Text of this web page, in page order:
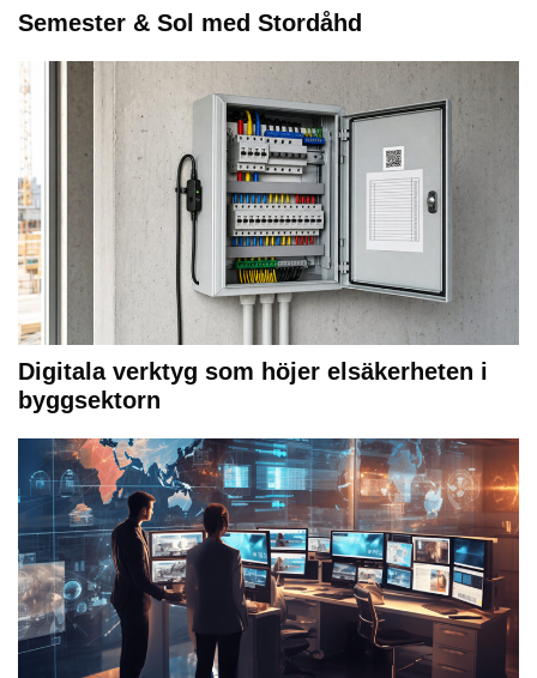
Semester & Sol med Stordåhd
Digitala verktyg som höjer elsäkerheten i
byggsektorn